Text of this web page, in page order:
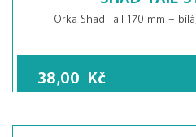
Orka Shad Tail 170 mm –
38,00 Kč